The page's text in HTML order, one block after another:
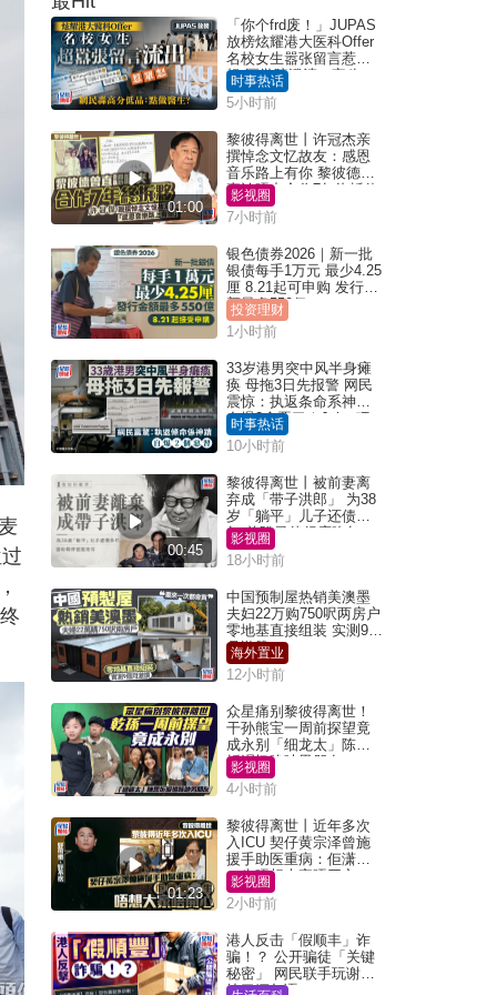
「你个frd废！」JUPAS
放榜炫耀港大医科Offer
名校女生嚣张留言惹众
怒 医学院澄清：宣称
「40.5分获录取」不符事
实｜Juicy叮
时事热话
5小时前
01:00
黎彼得离世丨许冠杰亲
撰悼念文忆故友：感恩
音乐路上有你 黎彼德曾
直认唔夹合作7年终拆伙
影视圈
7小时前
银色债券2026｜新一批
银债每手1万元 最少4.25
厘 8.21起可申购 发行金
额最多550亿
投资理财
1小时前
33岁港男突中风半身瘫
痪 母拖3日先报警 网民
震惊：执返条命系神迹
自爆2个恶习｜Juicy叮
时事热话
10小时前
00:45
黎彼得离世丨被前妻离
弃成「带子洪郎」 为38
岁「躺平」儿子还债多
年 曾盼寻伴侣度晚年
影视圈
18小时前
中国预制屋热销美澳墨
夫妇22万购750呎两房户
零地基直接组装 实测9个
月激赞
海外置业
12小时前
众星痛别黎彼得离世！
干孙熊宝一周前探望竟
成永别「细龙太」陈思
圻泪忆唉吔男朋友
影视圈
4小时前
01:23
黎彼得离世丨近年多次
入ICU 契仔黄宗泽曾施
援手助医重病：佢潇洒
一生唔想大家唔开心
影视圈
2小时前
港人反击「假顺丰」诈
骗！？ 公开骗徒「关键
秘密」 网民联手玩谢：
练习缅甸语